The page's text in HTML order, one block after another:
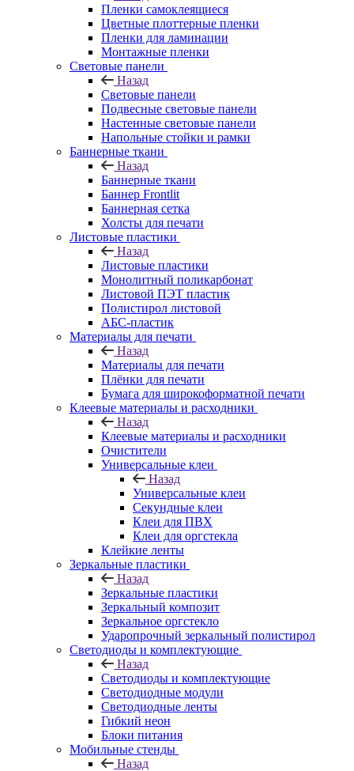
Пленки самоклеящиеся
Цветные плоттерные пленки
Пленки для ламинации
Монтажные пленки
Световые панели
Назад
Световые панели
Подвесные световые панели
Настенные световые панели
Напольные стойки и рамки
Баннерные ткани
Назад
Баннерные ткани
Баннер Frontlit
Баннерная сетка
Холсты для печати
Листовые пластики
Назад
Листовые пластики
Монолитный поликарбонат
Листовой ПЭТ пластик
Полистирол листовой
АБС-пластик
Материалы для печати
Назад
Материалы для печати
Плёнки для печати
Бумага для широкоформатной печати
Клеевые материалы и расходники
Назад
Клеевые материалы и расходники
Очистители
Универсальные клеи
Назад
Универсальные клеи
Секундные клеи
Клеи для ПВХ
Клеи для оргстекла
Клейкие ленты
Зеркальные пластики
Назад
Зеркальные пластики
Зеркальный композит
Зеркальное оргстекло
Ударопрочный зеркальный полистирол
Светодиоды и комплектующие
Назад
Светодиоды и комплектующие
Светодиодные модули
Светодиодные ленты
Гибкий неон
Блоки питания
Мобильные стенды
Назад